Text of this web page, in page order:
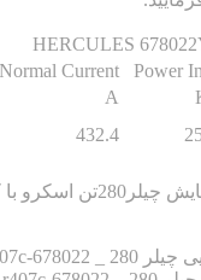
Normal Current
جدول ظرفیت سرمایش چیلر280تن اسکرو با